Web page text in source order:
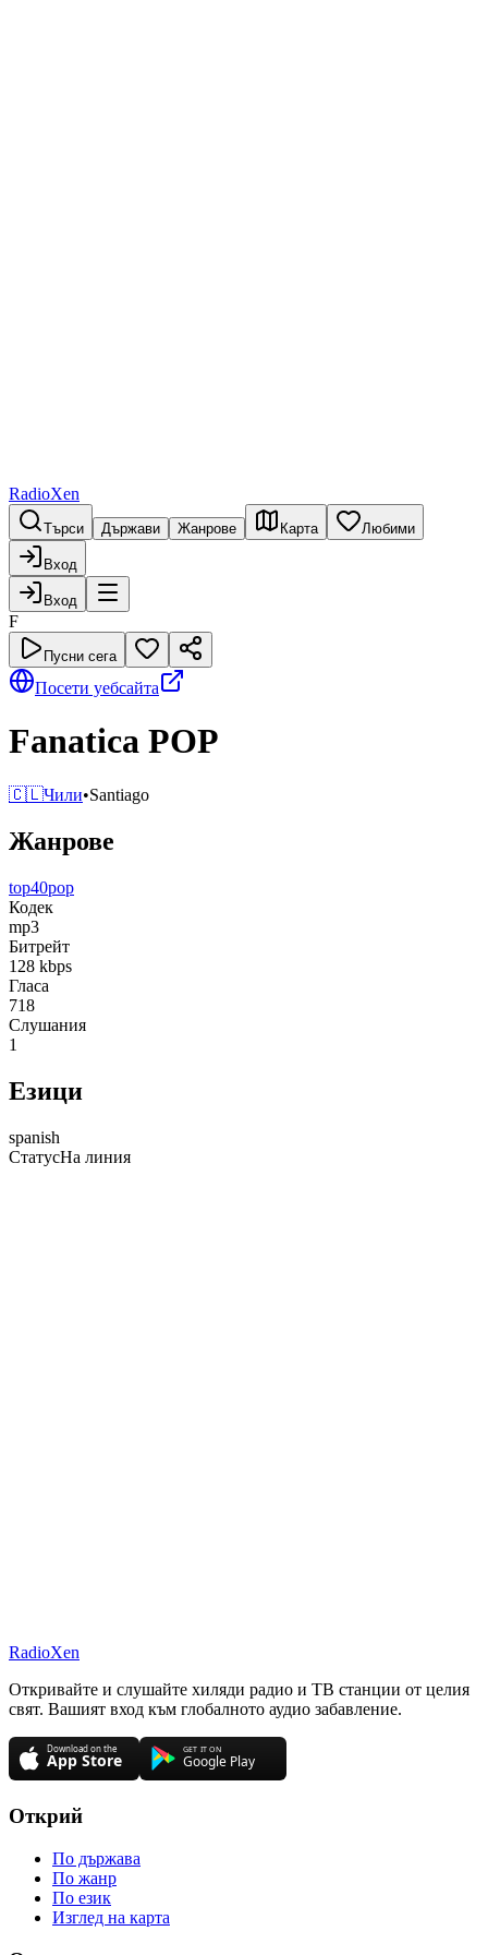
RadioXen
Търси Държави Жанрове Карта Любими
Вход
Вход
F
Пусни сега
Посети уебсайта
Fanatica POP
🇨🇱Чили•Santiago
Жанрове
top40pop
Кодек
mp3
Битрейт
128 kbps
Гласа
718
Слушания
1
Езици
spanish
СтатусНа линия
RadioXen
Откривайте и слушайте хиляди радио и ТВ станции от целия
свят. Вашият вход към глобалното аудио забавление.
Открий
По държава
По жанр
По език
Изглед на карта